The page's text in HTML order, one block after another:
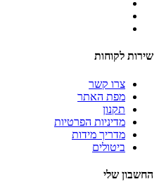
שירות לקוחות
צרו קשר
מפת האתר
תקנון
מדיניות הפרטיות
מדריך מידות
ביטולים
החשבון שלי